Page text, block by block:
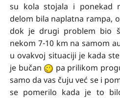
su kola stojala i ponekad
delom bila naplatna rampa,
dok je drugi problem bio
nekom 7-10 km na samom
u ovakvoj situaciji je kada
je bučan
pa prilikom
samo da vas čuju već se i
se pomerilo kada je to